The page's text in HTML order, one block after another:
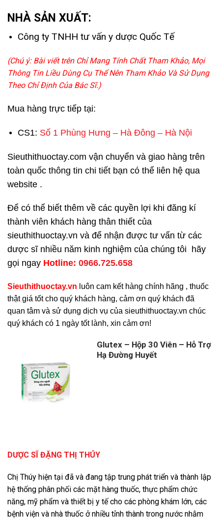
NHÀ SẢN XUẤT:
Công ty TNHH tư vấn y dược Quốc Tế
(Chú ý: Bài viết trên Chỉ Mang Tính Chất Tham Khảo, Mọi
Thông Tin Liều Dùng Cụ Thể Nên Tham Khảo Và Sử Dụng
Theo Chỉ Định Của Bác Sĩ.)
Mua hàng trực tiếp tại:
CS1: Số 1 Phùng Hưng – Hà Đông – Hà Nội
Sieuthithuoctay.com vận chuyển và giao hàng trên
toàn quốc thông tin chi tiết bạn có thể liên hệ qua
website .
Để có thể biết thêm về các quyền lợi khi đăng kí
thành viên khách hàng thân thiết của
sieuthithuoctay.vn và để nhận được tư vấn từ các
dược sĩ nhiều năm kinh nghiệm của chúng tôi hãy
gọi ngay Hotline: 0966.725.658
Sieuthithuoctay.vn luôn cam kết hàng chính hãng , thuốc
thật giá tốt cho quý khách hàng, cảm ơn quý khách đã
quan tâm và sử dụng dịch vụ của sieuthithuoctay.vn chúc
quý khách có 1 ngày tốt lành, xin cảm ơn!
Glutex – Hộp 30 Viên – Hỗ Trợ
Hạ Đường Huyết
DƯỢC SĨ ĐẶNG THỊ THÚY
Chị Thúy hiện tại đã và đang tập trung phát triển và thành lập
hệ thống phân phối các mặt hàng thuốc, thực phẩm chức
năng, mỹ phẩm và thiết bị y tế cho các phòng khám lớn, các
bệnh viện và nhà thuốc ở nhiều tỉnh thành trong nước nhằm